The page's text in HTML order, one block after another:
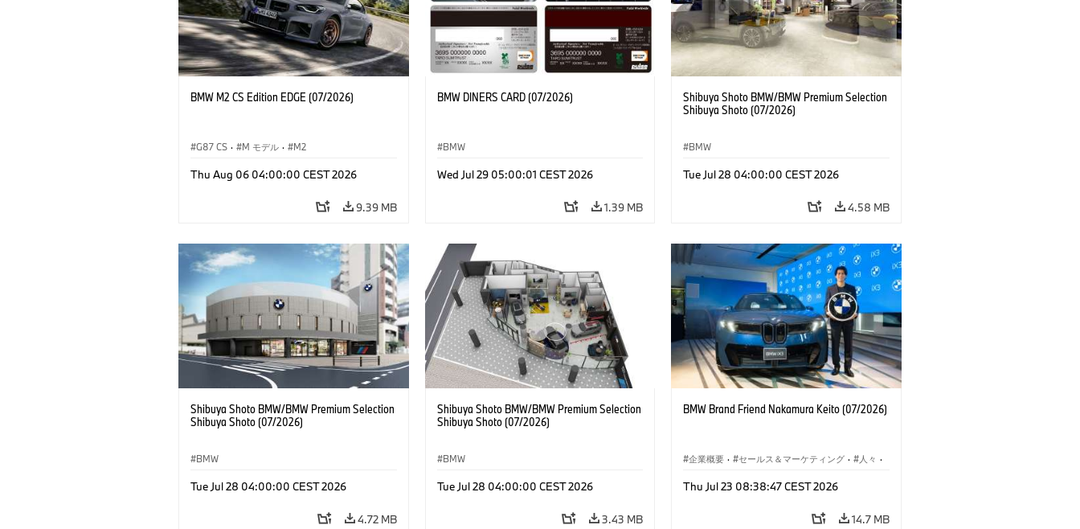
BMW M2 CS Edition EDGE (07/2026)
G87 CS · M モデル · M2
Thu Aug 06 04:00:00 CEST 2026
9.39 MB
BMW DINERS CARD (07/2026)
BMW
Wed Jul 29 05:00:01 CEST 2026
1.39 MB
Shibuya Shoto BMW/BMW Premium Selection
Shibuya Shoto (07/2026)
BMW
Tue Jul 28 04:00:00 CEST 2026
4.58 MB
Shibuya Shoto BMW/BMW Premium Selection
Shibuya Shoto (07/2026)
BMW
Tue Jul 28 04:00:00 CEST 2026
4.72 MB
Shibuya Shoto BMW/BMW Premium Selection
Shibuya Shoto (07/2026)
BMW
Tue Jul 28 04:00:00 CEST 2026
3.43 MB
BMW Brand Friend Nakamura Keito (07/2026)
企業概要 · セールス＆マーケティング · 人々 ·
Thu Jul 23 08:38:47 CEST 2026
14.7 MB